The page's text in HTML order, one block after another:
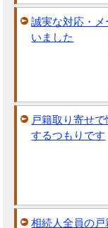
誠実な対応・
いました
戸籍取り寄せ
するつもりです
相続人全員の戸